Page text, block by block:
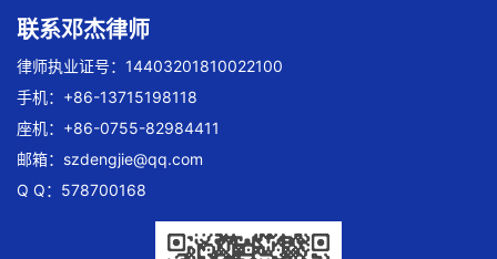
联系邓杰律师
律师执业证号：14403201810022100
手机：+86-13715198118
座机：+86-0755-82984411
邮箱： szdengjie@qq.com
Q Q：578700168